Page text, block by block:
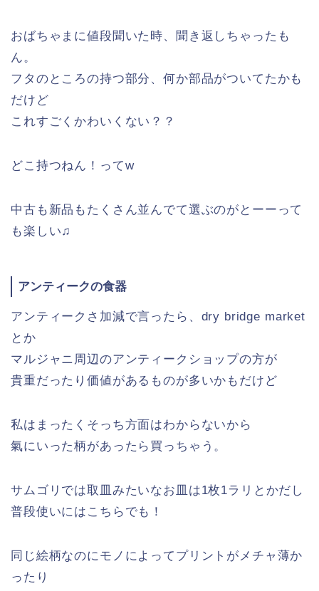
おばちゃまに値段聞いた時、聞き返しちゃったも
ん。
フタのところの持つ部分、何か部品がついてたかも
だけど
これすごくかわいくない？？
どこ持つねん！ってw
中古も新品もたくさん並んでて選ぶのがとーーって
も楽しい♫
アンティークの食器
アンティークさ加減で言ったら、dry bridge market
とか
マルジャニ周辺のアンティークショップの方が
貴重だったり価値があるものが多いかもだけど
私はまったくそっち方面はわからないから
氣にいった柄があったら買っちゃう。
サムゴリでは取皿みたいなお皿は1枚1ラリとかだし
普段使いにはこちらでも！
同じ絵柄なのにモノによってプリントがメチャ薄か
ったり